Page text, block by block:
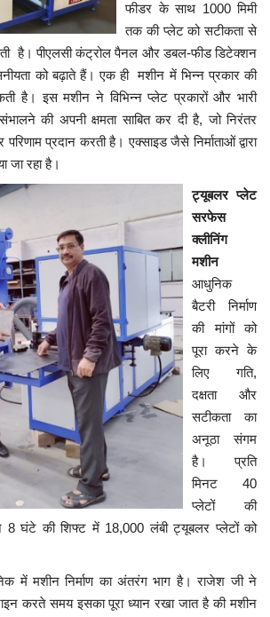
फीडर के साथ 1000 मिमी
तक की प्लेट को सटीकता से
है। पीएलसी कंट्रोल पैनल और डबल-फीड डिटेक्शन
को बढ़ाते हैं। एक ही मशीन में भिन्न प्रकार की
है। इस मशीन ने विभिन्न प्लेट प्रकारों और भारी
की अपनी क्षमता साबित कर दी है, जो निरंतर
प्रदान करती है। एक्साइड जैसे निर्माताओं द्वारा
जा रहा है।
ट्यूबलर प्लेट
सरफेस
क्लीनिंग
मशीन
आधुनिक
बैटरी निर्माण
की मांगों को
पूरा करने के
लिए गति,
दक्षता और
सटीकता का
अनूठा संगम
है। प्रति
मिनट 40
प्लेटों की
घंटे की शिफ्ट में 18,000 लंबी ट्यूबलर प्लेटों को
में मशीन निर्माण का अंतरंग भाग है। राजेश जी ने
करते समय इसका पूरा ध्यान रखा जात है की मशीन